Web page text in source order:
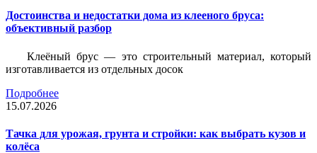
Достоинства и недостатки дома из клееного бруса:
объективный разбор
Клеёный брус — это строительный материал, который
изготавливается из отдельных досок
Подробнее
15.07.2026
Тачка для урожая, грунта и стройки: как выбрать кузов и
колёса